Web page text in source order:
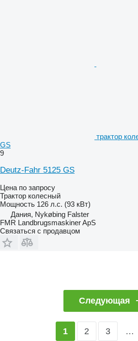
трактор
GS
9
Deutz-Fahr 5125 GS
Цена по запросу
Трактор колесный
Мощность 126 л.с. (93 кВт)
Дания, Nykøbing Falster
FMR Landbrugsmaskiner ApS
Связаться с продавцом
Следующая
1 2 3 …